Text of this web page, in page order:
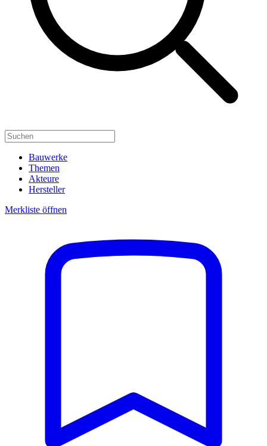
Bauwerke
Themen
Akteure
Hersteller
Merkliste öffnen